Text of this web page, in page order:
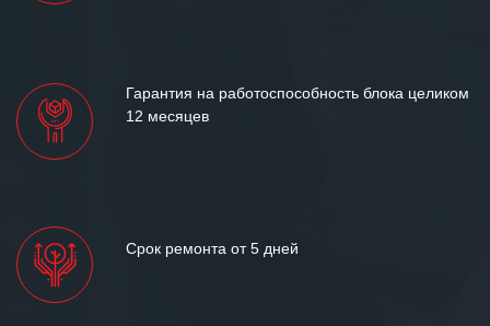
Гарантия на работоспособность блока целиком
12 месяцев
Срок ремонта от 5 дней